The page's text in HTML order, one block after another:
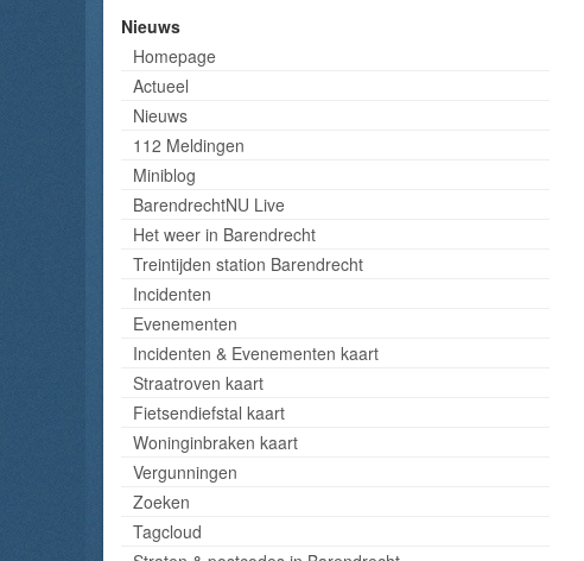
Nieuws
Homepage
Actueel
Nieuws
112 Meldingen
Miniblog
BarendrechtNU Live
Het weer in Barendrecht
Treintijden station Barendrecht
Incidenten
Evenementen
Incidenten & Evenementen kaart
Straatroven kaart
Fietsendiefstal kaart
Woninginbraken kaart
Vergunningen
Zoeken
Tagcloud